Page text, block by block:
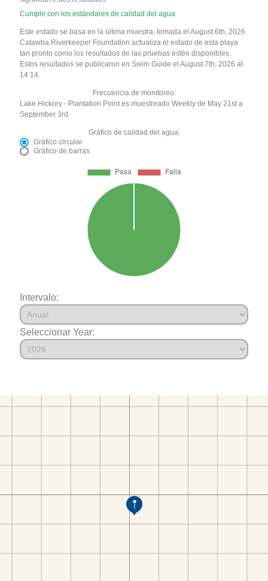
Cumple con los estándares de calidad del agua
Este estado se basa en la última muestra, tomada el August 6th, 2026
Catawba Riverkeeper Foundation actualiza el estado de esta playa
tan pronto como los resultados de las pruebas estén disponibles.
Estos resultados se publicaron en Swim Guide el August 7th, 2026 at
14:14.
Frecuencia de monitoreo:
Lake Hickory - Plantation Point es muestreado Weekly de May 21st a
September 3rd.
Gráfico de calidad del agua:
Gráfico circular
Gráfico de barras
Intervalo:
Seleccionar Year: